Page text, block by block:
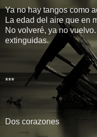
Ya no hay tangos como
La edad del aire que en
No volveré, ya no
extinguidas.
***
Dos corazones